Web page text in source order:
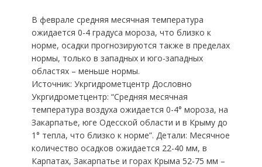
В феврале средняя месячная температура
ожидается 0-4 градуса мороза, что близко к
норме, осадки прогнозируются также в пределах
нормы, только в западных и юго-западных
областях – меньше нормы.
Источник: Укргидрометцентр Дословно
Укргидрометцентр: “Средняя месячная
температура воздуха ожидается 0-4° мороза, на
Закарпатье, юге Одесской области и в Крыму до
1° тепла, что близко к норме”. Детали: Месячное
количество осадков ожидается 22-40 мм, в
Карпатах, Закарпатье и горах Крыма 52-75 мм –